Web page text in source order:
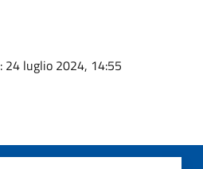
: 24 luglio 2024, 14:55